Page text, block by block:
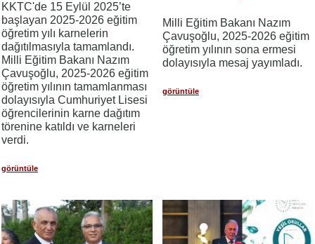
KKTC'de 15 Eylül 2025’te
başlayan 2025-2026 eğitim
öğretim yılı karnelerin
dağıtılmasıyla tamamlandı.
Milli Eğitim Bakanı Nazım
Çavuşoğlu, 2025-2026 eğitim
öğretim yılının tamamlanması
dolayısıyla Cumhuriyet Lisesi
öğrencilerinin karne dağıtım
törenine katıldı ve karneleri
verdi.
görüntüle
Milli Eğitim Bakanı Nazım
Çavuşoğlu, 2025-2026 eğitim
öğretim yılının sona ermesi
dolayısıyla mesaj yayımladı.
görüntüle